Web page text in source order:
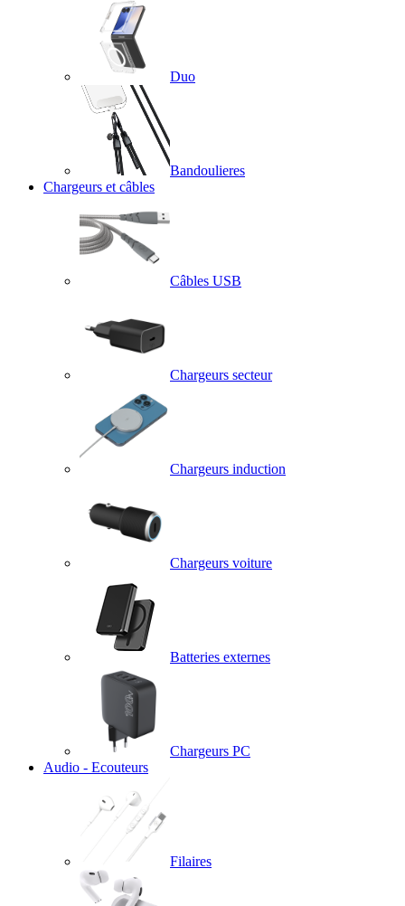
Duo
Bandoulieres
Chargeurs et câbles
Câbles USB
Chargeurs secteur
Chargeurs induction
Chargeurs voiture
Batteries externes
Chargeurs PC
Audio - Ecouteurs
Filaires